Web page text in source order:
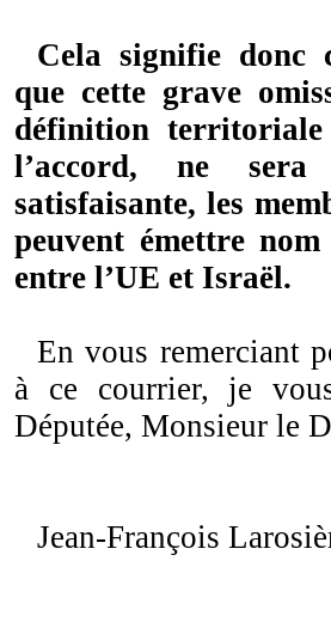
Cela signifie donc
que cette grave
définition
l’accord, ne
satisfaisante, les
peuvent émettre
entre l’UE et Israël.
En vous remerciant
à ce courrier, je
Députée, Monsieur le
Jean-François